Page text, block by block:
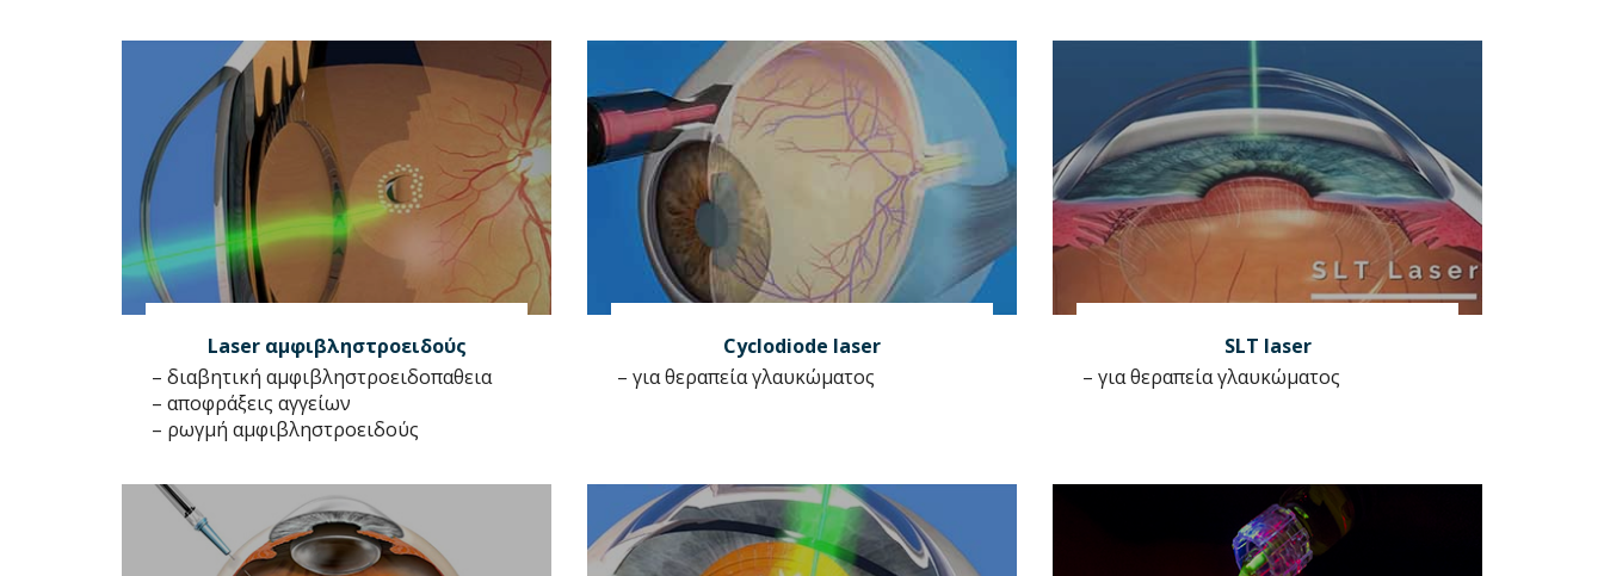
Laser αμφιβληστροειδούς
– διαβητική αμφιβληστροειδοπαθεια
– αποφράξεις αγγείων
– ρωγμή αμφιβληστροειδούς
Cyclodiode laser
– για θεραπεία γλαυκώματος
SLT laser
– για θεραπεία γλαυκώματος